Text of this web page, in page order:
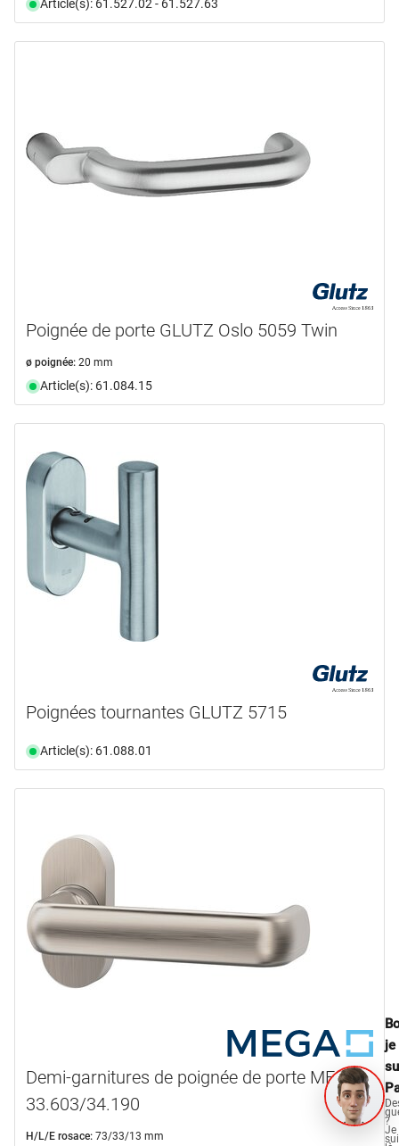
Article(s): 61.527.02 - 61.527.63
Poignée de porte GLUTZ Oslo 5059 Twin
ø poignée: 20 mm
Article(s): 61.084.15
Poignées tournantes GLUTZ 5715
Article(s): 61.088.01
Demi-garnitures de poignée de porte MEGA
33.603/34.190
H/L/E rosace: 73/33/13 mm
je
?
Je